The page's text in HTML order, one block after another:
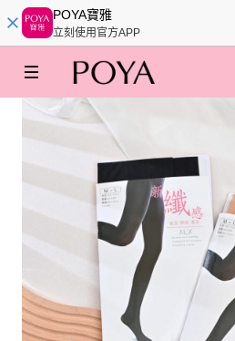
POYA寶雅
立刻使用官方APP